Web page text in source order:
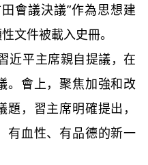
會議決議”作為思想建
文件被載入史冊。
平主席親自提議，在
。會上，聚焦加強和改
，習主席明確提出，
有血性、有品德的新一